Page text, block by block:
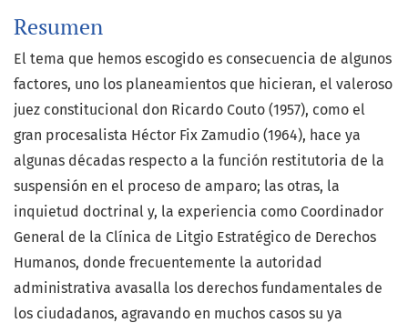
Resumen
El tema que hemos escogido es consecuencia de algunos
factores, uno los planeamientos que hicieran, el valeroso
juez constitucional don Ricardo Couto (1957), como el
gran procesalista Héctor Fix Zamudio (1964), hace ya
algunas décadas respecto a la función restitutoria de la
suspensión en el proceso de amparo; las otras, la
inquietud doctrinal y, la experiencia como Coordinador
General de la Clínica de Litgio Estratégico de Derechos
Humanos, donde frecuentemente la autoridad
administrativa avasalla los derechos fundamentales de
los ciudadanos, agravando en muchos casos su ya